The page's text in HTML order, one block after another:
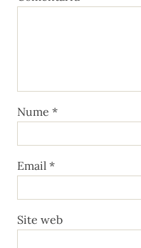
Nume *
Email *
Site web